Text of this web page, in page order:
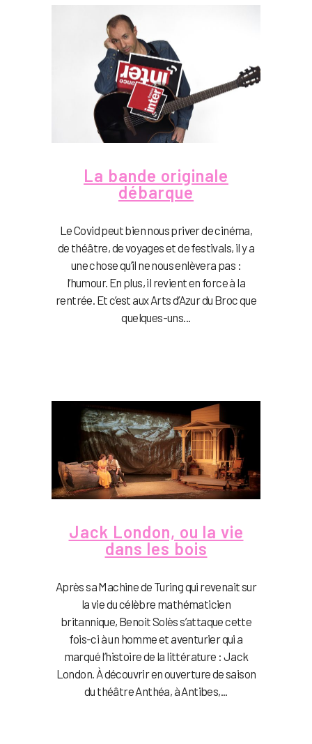
La bande originale
débarque
Le Covid peut bien nous priver de cinéma,
de théâtre, de voyages et de festivals, il y a
une chose qu’il ne nous enlèvera pas :
l’humour. En plus, il revient en force à la
rentrée. Et c’est aux Arts d’Azur du Broc que
quelques-uns...
Jack London, ou la vie
dans les bois
Après sa Machine de Turing qui revenait sur
la vie du célèbre mathématicien
britannique, Benoit Solès s’attaque cette
fois-ci à un homme et aventurier qui a
marqué l’histoire de la littérature : Jack
London. À découvrir en ouverture de saison
du théâtre Anthéa, à Antibes,...